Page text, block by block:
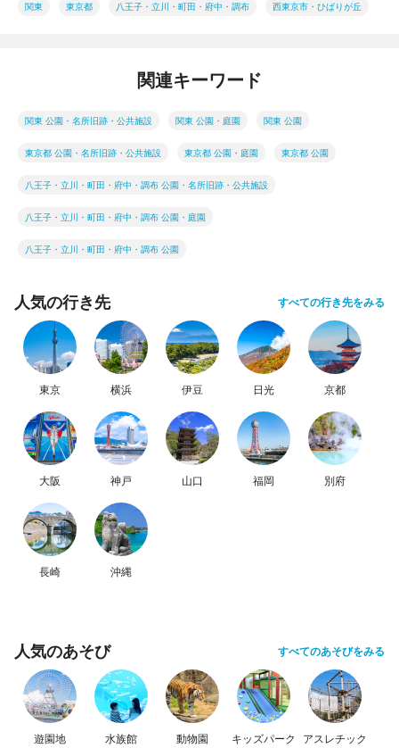
関東 東京都 八王子・立川・町田・府中・調布 西東京市・ひばりが丘
関連キーワード
関東 公園・名所旧跡・公共施設 関東 公園・庭園 関東 公園
東京都 公園・名所旧跡・公共施設 東京都 公園・庭園 東京都 公園
八王子・立川・町田・府中・調布 公園・名所旧跡・公共施設
八王子・立川・町田・府中・調布 公園・庭園
八王子・立川・町田・府中・調布 公園
人気の行き先 すべての行き先をみる
東京 横浜 伊豆 日光 京都
大阪 神戸 山口 福岡 別府
長崎 沖縄
人気のあそび すべてのあそびをみる
遊園地 水族館 動物園 キッズパーク アスレチック